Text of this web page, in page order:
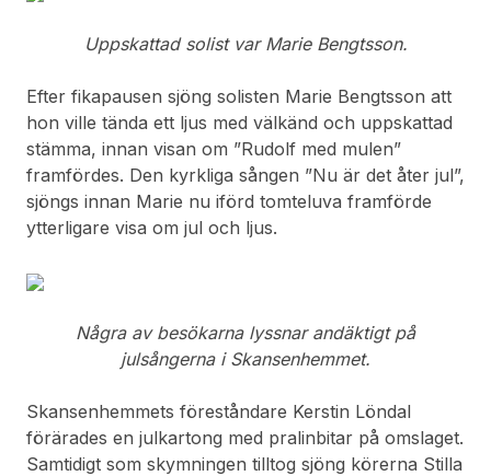
Uppskattad solist var Marie Bengtsson.
Efter fikapausen sjöng solisten Marie Bengtsson att
hon ville tända ett ljus med välkänd och uppskattad
stämma, innan visan om ”Rudolf med mulen”
framfördes. Den kyrkliga sången ”Nu är det åter jul”,
sjöngs innan Marie nu iförd tomteluva framförde
ytterligare visa om jul och ljus.
Några av besökarna lyssnar andäktigt på
julsångerna i Skansenhemmet.
Skansenhemmets föreståndare Kerstin Löndal
förärades en julkartong med pralinbitar på omslaget.
Samtidigt som skymningen tilltog sjöng körerna Stilla